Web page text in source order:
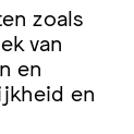
zoals
van
en
en